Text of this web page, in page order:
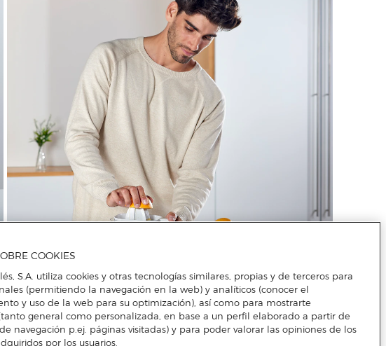
COOKIES
S.A. utiliza cookies y otras tecnologías similares, propias y de terceros para
(permitiendo la navegación en la web) y analíticos (conocer el
y uso de la web para su optimización), así como para mostrarte
general como personalizada, en base a un perfil elaborado a partir de
navegación p.ej. páginas visitadas) y para poder valorar las opiniones de los
por los usuarios.